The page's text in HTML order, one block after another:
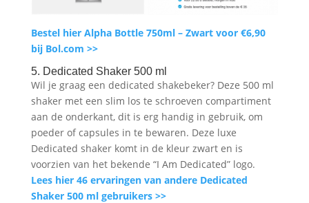
Bestel hier Alpha Bottle 750ml – Zwart voor €6,90
bij Bol.com >>
5. Dedicated Shaker 500 ml
Wil je graag een dedicated shakebeker? Deze 500 ml
shaker met een slim los te schroeven compartiment
aan de onderkant, dit is erg handig in gebruik, om
poeder of capsules in te bewaren. Deze luxe
Dedicated shaker komt in de kleur zwart en is
voorzien van het bekende “I Am Dedicated” logo.
Lees hier 46 ervaringen van andere Dedicated
Shaker 500 ml gebruikers >>